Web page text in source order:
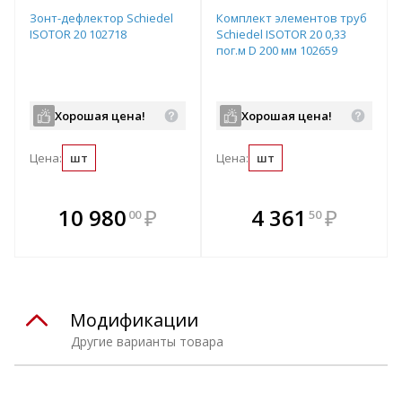
Зонт-дефлектор Schiedel
ISOTOR 20 102718
Хорошая цена!
Цена: шт
10 980 00 ₽
В комплекте
всегда выгоднее!
Комплект элементов труб
Schiedel ISOTOR 20 0,33
пог.м D 200 мм 102659
Хорошая цена!
Цена: шт
В комплекте
всегда выгоднее!
4 361 50 ₽
Другие варианты товара
Модификации